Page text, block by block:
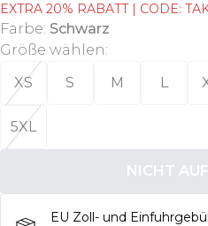
EXTRA 20% RABATT | CODE:
Farbe: Schwarz
Größe wählen:
XS
S M L
5XL
NICHT
EU Zoll- und